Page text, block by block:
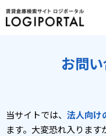
お問
当サイトでは、 法人向け
ます。 大変恐れ入ります